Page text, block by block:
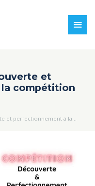
et
compétition
et perfectionnement à la...